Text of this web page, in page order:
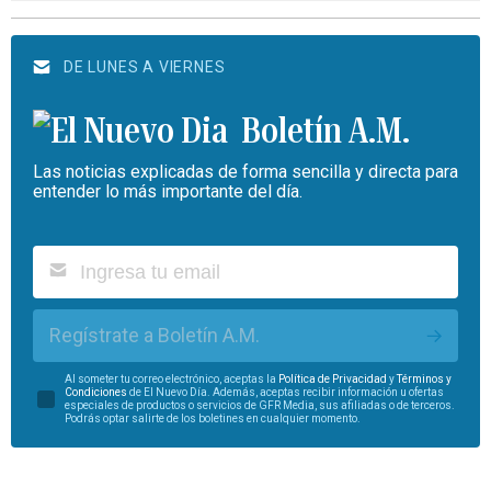
DE LUNES A VIERNES
Boletín A.M.
Las noticias explicadas de forma sencilla y directa para
entender lo más importante del día.
Regístrate a Boletín A.M.
Al someter tu correo electrónico, aceptas la Política de Privacidad yTérminos y
Condiciones de El Nuevo Día. Además, aceptas recibir información u ofertas
especiales de productos o servicios de GFR Media, sus afiliadas o de terceros.
Podrás optar salirte de los boletines en cualquier momento.